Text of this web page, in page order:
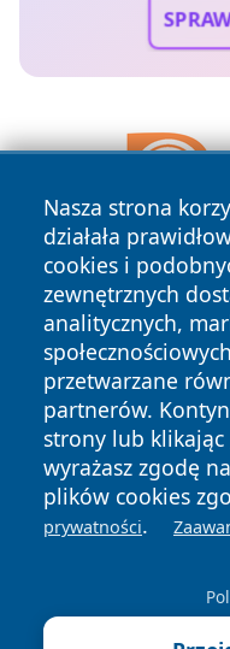
Nasza strona
działała
cookies i
zewnętrznych
analitycznych,
przetwarzane
partnerów.
strony lub klikając
wyrażasz zgodę
plików cookies
prywatności.
Copyright © 2026